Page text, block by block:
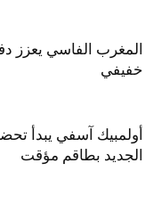
المغرب الفاسي يعزز
خفيفي
أولمبيك آسفي يبدأ
الجديد بطاقم مؤقت